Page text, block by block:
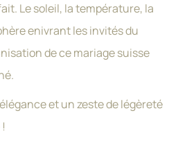
Le soleil, la température, la
enivrant les invités du
de ce mariage suisse
et un zeste de légèreté